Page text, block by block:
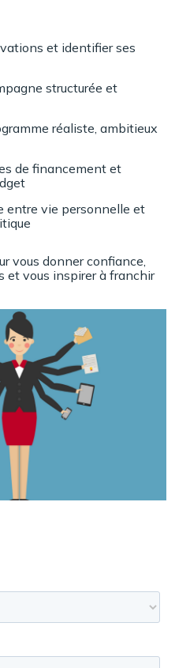
et identifier ses
structurée et
réaliste, ambitieux
de financement et
entre vie personnelle et
vous donner confiance,
et vous inspirer à franchir